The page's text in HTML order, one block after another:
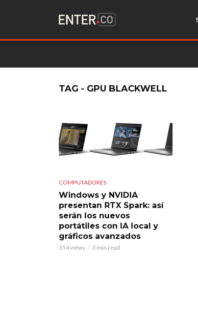
TAG - GPU BLACKWELL
COMPUTADORES
Windows y NVIDIA
presentan RTX Spark: así
serán los nuevos
portátiles con IA local y
gráficos avanzados
354 views 3 min read